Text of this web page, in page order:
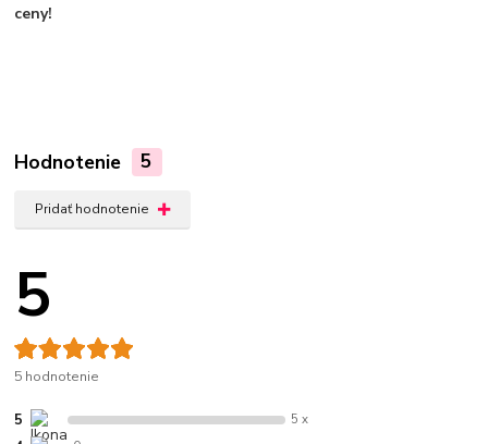
ceny!
Hodnotenie 5
Pridať hodnotenie
5
5 hodnotenie
5 5 x